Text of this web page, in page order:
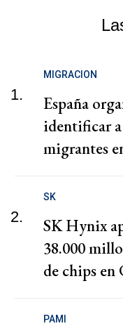
1.
MIGRACION
España
identificar a
migrantes
2.
SK
SK Hynix
38.000
de chips en
PAMI